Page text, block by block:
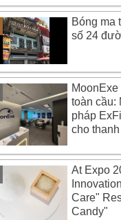
Bóng ma
số 24
toàn cầu:
pháp
cho
At Expo
Care"
Candy"